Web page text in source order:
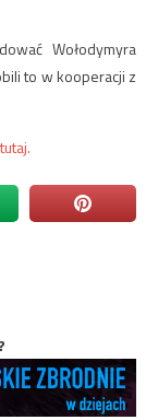
Wołodymyra
to w kooperacji z
tutaj.